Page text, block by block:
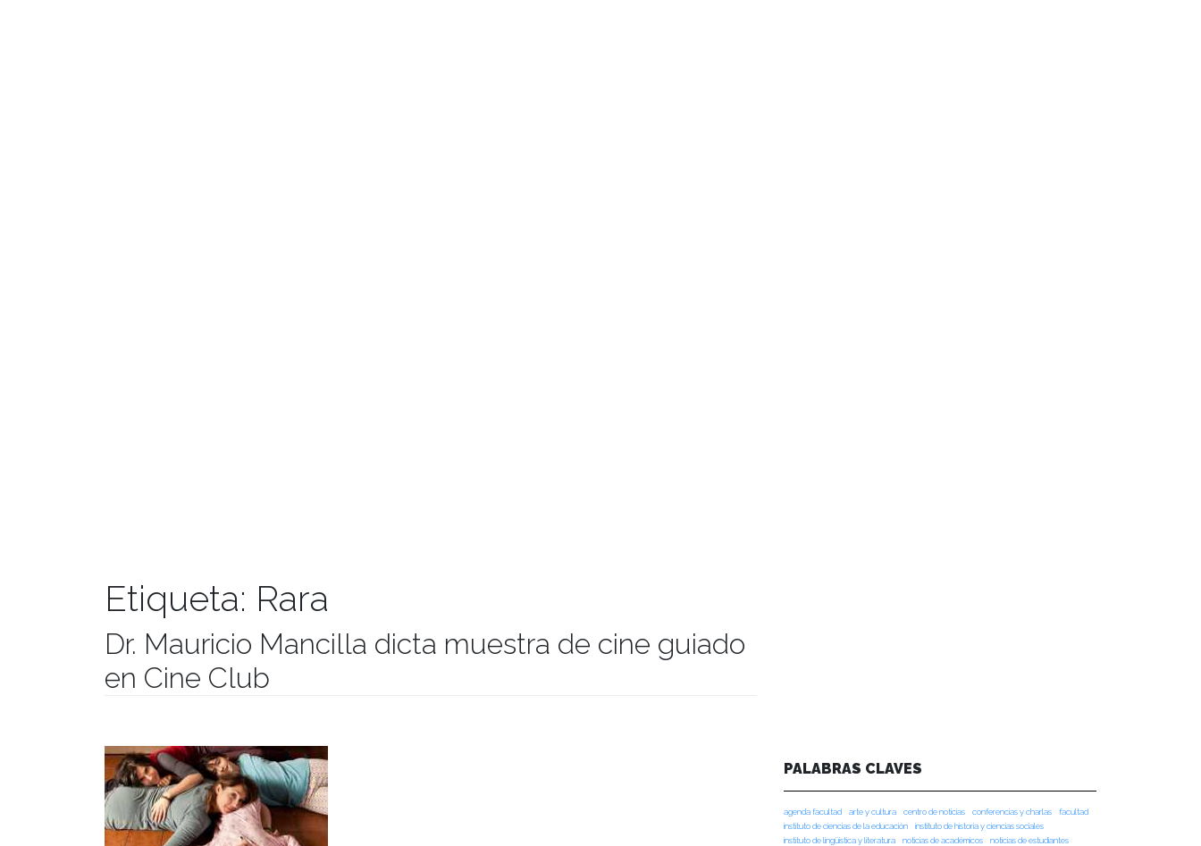
Etiqueta: Rara
Dr. Mauricio Mancilla dicta muestra de cine guiado
en Cine Club
PALABRAS CLAVES
agenda facultad arte y cultura centro de noticias conferencias y charlas
facultad
instituto de ciencias de la educación
instituto de historia y ciencias sociales
instituto de lingüística y literatura
noticias de académicos
noticias de estudiantes